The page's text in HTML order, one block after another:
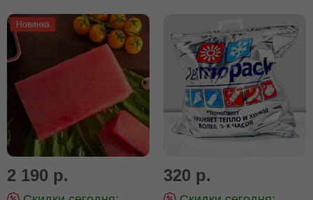
Новинка
2 190 р. 320 р.